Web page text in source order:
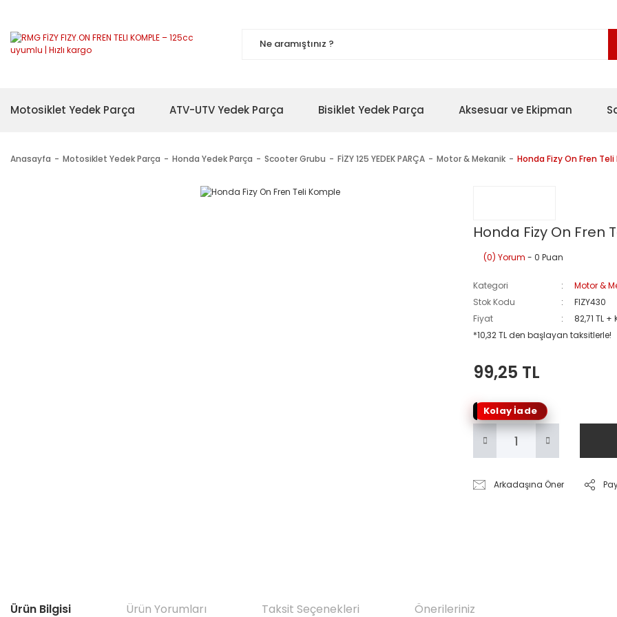
Motosiklet Yedek Parça ATV-UTV Yedek Parça Bisiklet Yedek Parça Aksesuar ve Ekipman
Anasayfa Motosiklet Yedek Parça Honda Yedek Parça Scooter Grubu FİZY 125 YEDEK PARÇA Motor & Mekanik Honda Fizy On Fren
Honda Fizy On Fren
(0) Yorum - 0 Puan
Kategori
Motor &
Stok Kodu
FIZY430
Fiyat
82,71 TL +
*10,32 TL den başlayan taksitlerle!
99,25 TL
Kolay İade
Arkadaşına Öner
Ürün Bilgisi Ürün Yorumları Taksit Seçenekleri Önerileriniz